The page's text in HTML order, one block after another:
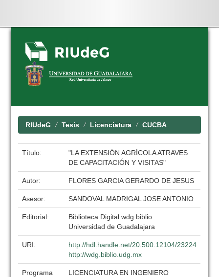
Skip
navigation
RIUdeG Tesis Licenciatura CUCBA
Título:
"LA EXTENSIÓN AGRÍCOLA ATRAVES
DE CAPACITACIÓN Y VISITAS"
Autor: FLORES GARCIA GERARDO DE JESUS
Asesor: SANDOVAL MADRIGAL JOSE ANTONIO
Editorial:
Biblioteca Digital wdg.biblio
Universidad de Guadalajara
URI:
http://hdl.handle.net/20.500.12104/23224
http://wdg.biblio.udg.mx
Programa
LICENCIATURA EN INGENIERO